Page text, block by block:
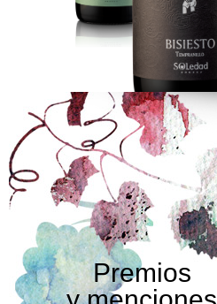
Premios